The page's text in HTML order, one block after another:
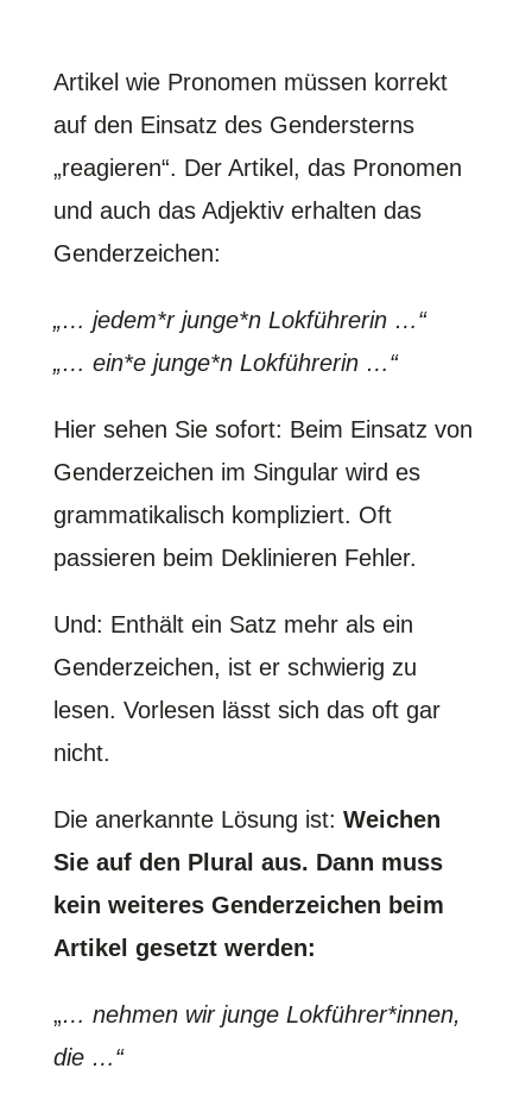
Artikel wie Pronomen müssen korrekt
auf den Einsatz des Gendersterns
„reagieren“. Der Artikel, das Pronomen
und auch das Adjektiv erhalten das
Genderzeichen:
„… jedem*r junge*n Lokführerin …“
„… ein*e junge*n Lokführerin …“
Hier sehen Sie sofort: Beim Einsatz von
Genderzeichen im Singular wird es
grammatikalisch kompliziert. Oft
passieren beim Deklinieren Fehler.
Und: Enthält ein Satz mehr als ein
Genderzeichen, ist er schwierig zu
lesen. Vorlesen lässt sich das oft gar
nicht.
Die anerkannte Lösung ist: Weichen
Sie auf den Plural aus. Dann muss
kein weiteres Genderzeichen beim
Artikel gesetzt werden:
„… nehmen wir junge Lokführer*innen,
die …“